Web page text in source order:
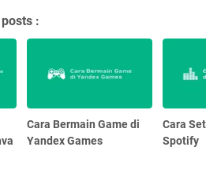
:
Cara Bermain Game di
Yandex Games
Cara
Spotify